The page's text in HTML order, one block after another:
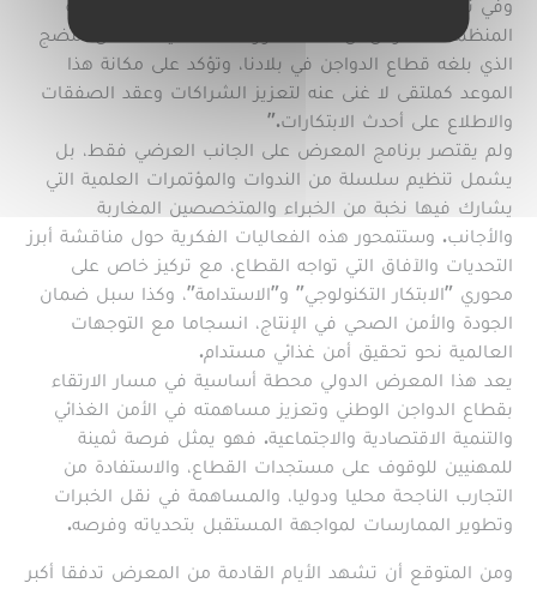
وفي تصريح له بهذه المناسبة، أكد السيد رئيس الجمعية
المنظمة للمعرض أن "هذه الدورة الاستثنائية تعكس النضج
الذي بلغه قطاع الدواجن في بلادنا، وتؤكد على مكانة هذا
الموعد كملتقى لا غنى عنه لتعزيز الشراكات وعقد الصفقات
والاطلاع على أحدث الابتكارات."
ولم يقتصر برنامج المعرض على الجانب العرضي فقط، بل
يشمل تنظيم سلسلة من الندوات والمؤتمرات العلمية التي
يشارك فيها نخبة من الخبراء والمتخصصين المغاربة
والأجانب. وستتمحور هذه الفعاليات الفكرية حول مناقشة أبرز
التحديات والآفاق التي تواجه القطاع، مع تركيز خاص على
محوري "الابتكار التكنولوجي" و"الاستدامة"، وكذا سبل ضمان
الجودة والأمن الصحي في الإنتاج، انسجاما مع التوجهات
العالمية نحو تحقيق أمن غذائي مستدام.
يعد هذا المعرض الدولي محطة أساسية في مسار الارتقاء
بقطاع الدواجن الوطني وتعزيز مساهمته في الأمن الغذائي
والتنمية الاقتصادية والاجتماعية. فهو يمثل فرصة ثمينة
للمهنيين للوقوف على مستجدات القطاع، والاستفادة من
التجارب الناجحة محليا ودوليا، والمساهمة في نقل الخبرات
وتطوير الممارسات لمواجهة المستقبل بتحدياته وفرصه.
ومن المتوقع أن تشهد الأيام القادمة من المعرض تدفقا أكبر